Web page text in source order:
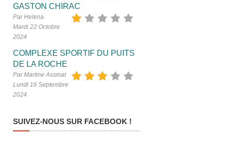
GASTON CHIRAC
Par Helena
Mardi 22 Octobre
2024
COMPLEXE SPORTIF DU PUITS
DE LA ROCHE
Par Martine Assmat
Lundi 16 Septembre
2024
SUIVEZ-NOUS SUR FACEBOOK !